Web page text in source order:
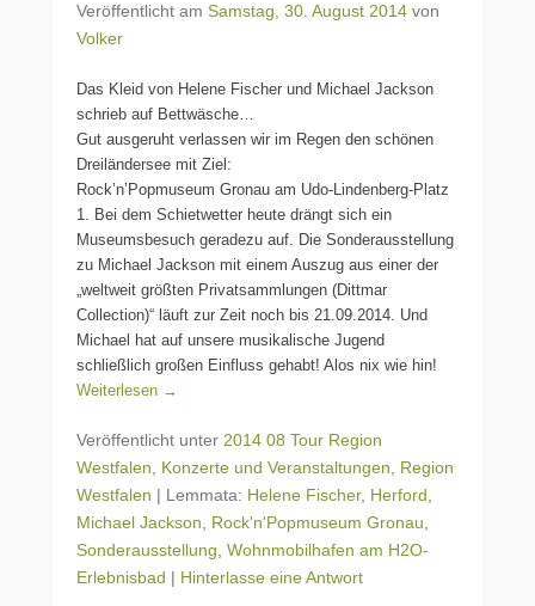
Veröffentlicht am Samstag, 30. August 2014 von
Volker
Das Kleid von Helene Fischer und Michael Jackson
schrieb auf Bettwäsche…
Gut ausgeruht verlassen wir im Regen den schönen
Dreiländersee mit Ziel:
Rock’n’Popmuseum Gronau am Udo-Lindenberg-Platz
1. Bei dem Schietwetter heute drängt sich ein
Museumsbesuch geradezu auf. Die Sonderausstellung
zu Michael Jackson mit einem Auszug aus einer der
„weltweit größten Privatsammlungen (Dittmar
Collection)“ läuft zur Zeit noch bis 21.09.2014. Und
Michael hat auf unsere musikalische Jugend
schließlich großen Einfluss gehabt! Alos nix wie hin!
Weiterlesen →
Veröffentlicht unter 2014 08 Tour Region
Westfalen
Konzerte und Veranstaltungen
Region
Westfalen | Lemmata: Helene Fischer, Herford
Michael Jackson
Rock'n'Popmuseum Gronau
Sonderausstellung Wohnmobilhafen am H2O-
Erlebnisbad | Hinterlasse eine Antwort